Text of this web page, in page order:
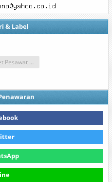
& Label
Agen Tiket Pesawat Lion Air